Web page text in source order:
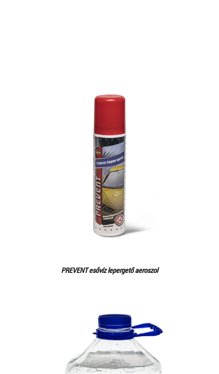
PREVENT esővíz lepergető aeroszol